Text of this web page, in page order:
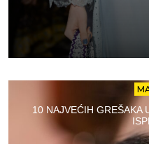
10 NAJVEĆIH GREŠAKA